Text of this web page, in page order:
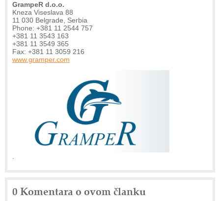
GrampeR d.o.o.
Kneza Viseslava 88
11 030 Belgrade, Serbia
Phone: +381 11 2544 757
+381 11 3543 163
+381 11 3549 365
Fax: +381 11 3059 216
www.gramper.com
.
0 Komentara o ovom članku